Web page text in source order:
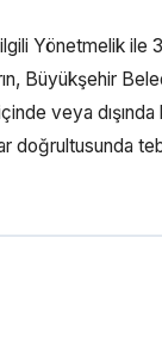
ilgili Yönetmelik
Büyükşehir
içinde veya